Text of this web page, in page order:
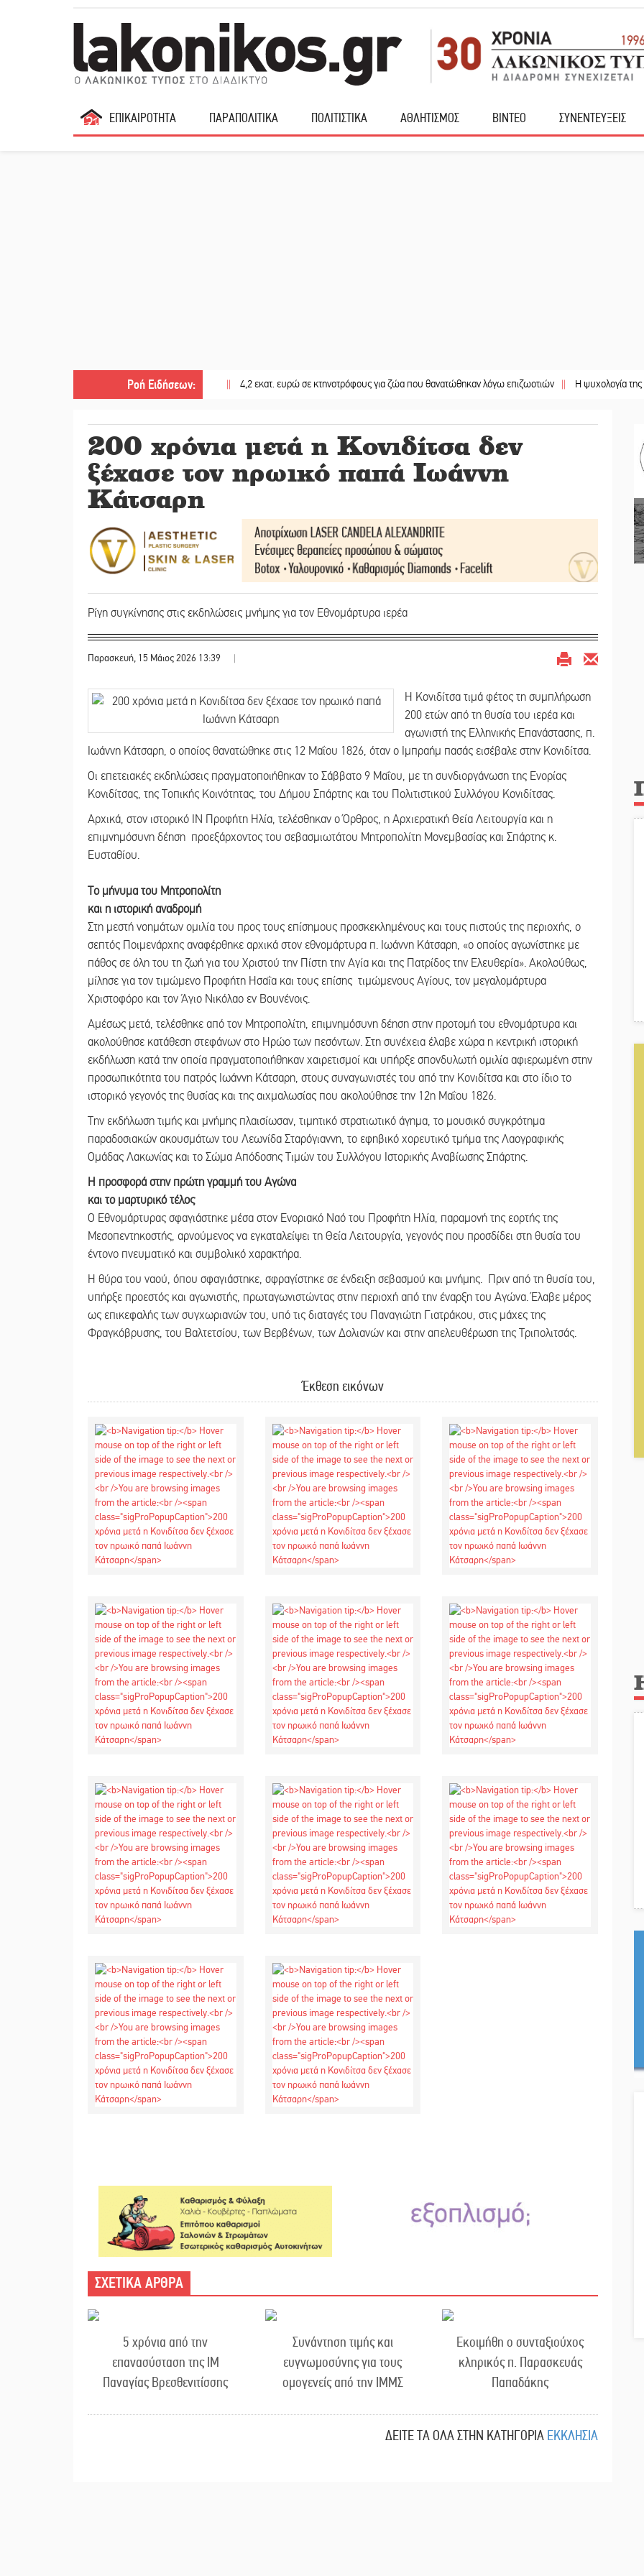
ΕΠΙΚΑΙΡΟΤΗΤΑ ΠΑΡΑΠΟΛΙΤΙΚΑ ΠΟΛΙΤΙΣΤΙΚΑ ΑΘΛΗΤΙΣΜΟΣ ΒΙΝΤΕΟ ΣΥΝΕΝΤΕΥΞΕΙΣ
Ροή Ειδήσεων:
|| 4,2 εκατ. ευρώ σε κτηνοτρόφους για ζώα που θανατώθηκαν λόγω επιζωοτιών || Η ψυχολογία της
200 χρόνια μετά η Κονιδίτσα δεν
ξέχασε τον ηρωικό παπά Ιωάννη
Κάτσαρη
Ρίγη συγκίνησης στις εκδηλώσεις μνήμης για τον Εθνομάρτυρα ιερέα
Παρασκευή, 15 Μάιος 2026 13:39 |
Η Κονιδίτσα τιμά φέτος τη συμπλήρωση
200 ετών από τη θυσία του ιερέα και
αγωνιστή της Ελληνικής Επανάστασης, π.
Ιωάννη Κάτσαρη, ο οποίος θανατώθηκε στις 12 Μαΐου 1826, όταν ο Ιμπραήμ πασάς εισέβαλε στην Κονιδίτσα.
Οι επετειακές εκδηλώσεις πραγματοποιήθηκαν το Σάββατο 9 Μαΐου, με τη συνδιοργάνωση της Ενορίας
Κονιδίτσας, της Τοπικής Κοινότητας, του Δήμου Σπάρτης και του Πολιτιστικού Συλλόγου Κονιδίτσας.
Αρχικά, στον ιστορικό ΙΝ Προφήτη Ηλία, τελέσθηκαν ο Όρθρος, η Αρχιερατική Θεία Λειτουργία και η
επιμνημόσυνη δέηση προεξάρχοντος του σεβασμιωτάτου Μητροπολίτη Μονεμβασίας και Σπάρτης κ.
Ευσταθίου.
Το μήνυμα του Μητροπολίτη
και η ιστορική αναδρομή
Στη μεστή νοημάτων ομιλία του προς τους επίσημους προσκεκλημένους και τους πιστούς της περιοχής, ο
σεπτός Ποιμενάρχης αναφέρθηκε αρχικά στον εθνομάρτυρα π. Ιωάννη Κάτσαρη, «ο οποίος αγωνίστηκε με
πάθος σε όλη του τη ζωή για του Χριστού την Πίστη την Αγία και της Πατρίδος την Ελευθερία». Ακολούθως,
μίλησε για τον τιμώμενο Προφήτη Ησαΐα και τους επίσης τιμώμενους Αγίους, τον μεγαλομάρτυρα
Χριστοφόρο και τον Άγιο Νικόλαο εν Βουνένοις.
Αμέσως μετά, τελέσθηκε από τον Μητροπολίτη, επιμνημόσυνη δέηση στην προτομή του εθνομάρτυρα και
ακολούθησε κατάθεση στεφάνων στο Ηρώο των πεσόντων. Στη συνέχεια έλαβε χώρα η κεντρική ιστορική
εκδήλωση κατά την οποία πραγματοποιήθηκαν χαιρετισμοί και υπήρξε σπονδυλωτή ομιλία αφιερωμένη στην
προσωπικότητα του πατρός Ιωάννη Κάτσαρη, στους συναγωνιστές του από την Κονιδίτσα και στο ίδιο το
ιστορικό γεγονός της θυσίας και της αιχμαλωσίας που ακολούθησε την 12η Μαΐου 1826.
Την εκδήλωση τιμής και μνήμης πλαισίωσαν, τιμητικό στρατιωτικό άγημα, το μουσικό συγκρότημα
παραδοσιακών ακουσμάτων του Λεωνίδα Σταρόγιαννη, το εφηβικό χορευτικό τμήμα της Λαογραφικής
Ομάδας Λακωνίας και το Σώμα Απόδοσης Τιμών του Συλλόγου Ιστορικής Αναβίωσης Σπάρτης.
Η προσφορά στην πρώτη γραμμή του Αγώνα
και το μαρτυρικό τέλος
Ο Εθνομάρτυρας σφαγιάστηκε μέσα στον Ενοριακό Ναό του Προφήτη Ηλία, παραμονή της εορτής της
Μεσοπεντηκοστής, αρνούμενος να εγκαταλείψει τη Θεία Λειτουργία, γεγονός που προσδίδει στη θυσία του
έντονο πνευματικό και συμβολικό χαρακτήρα.
Η θύρα του ναού, όπου σφαγιάστηκε, σφραγίστηκε σε ένδειξη σεβασμού και μνήμης. Πριν από τη θυσία του,
υπήρξε προεστός και αγωνιστής, πρωταγωνιστώντας στην περιοχή από την έναρξη του Αγώνα. Έλαβε μέρος
ως επικεφαλής των συγχωριανών του, υπό τις διαταγές του Παναγιώτη Γιατράκου, στις μάχες της
Φραγκόβρυσης, του Βαλτετσίου, των Βερβένων, των Δολιανών και στην απελευθέρωση της Τριπολιτσάς.
Έκθεση εικόνων
ΣΧΕΤΙΚΑ ΑΡΘΡΑ
5 χρόνια από την
επανασύσταση της ΙΜ
Παναγίας Βρεσθενιτίσσης
Συνάντηση τιμής και
ευγνωμοσύνης για τους
ομογενείς από την ΙΜΜΣ
Εκοιμήθη ο συνταξιούχος
κληρικός π. Παρασκευάς
Παπαδάκης
ΔΕΙΤΕ ΤΑ ΟΛΑ ΣΤΗΝ ΚΑΤΗΓΟΡΙΑ ΕΚΚΛΗΣΙΑ